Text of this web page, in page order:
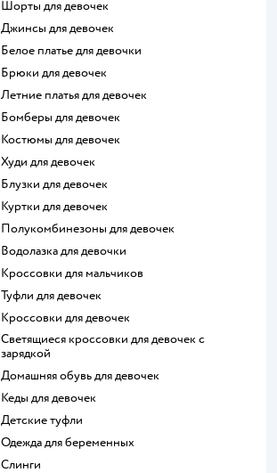
Шорты для девочек
Джинсы для девочек
Белое платье для девочки
Брюки для девочек
Летние платья для девочек
Бомберы для девочек
Костюмы для девочек
Худи для девочек
Блузки для девочек
Куртки для девочек
Полукомбинезоны для девочек
Водолазка для девочки
Кроссовки для мальчиков
Туфли для девочек
Кроссовки для девочек
Светящиеся кроссовки для девочек с
зарядкой
Домашняя обувь для девочек
Кеды для девочек
Детские туфли
Одежда для беременных
Слинги